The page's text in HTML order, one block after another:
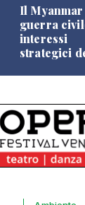
Il
guerra
interessi
strategici